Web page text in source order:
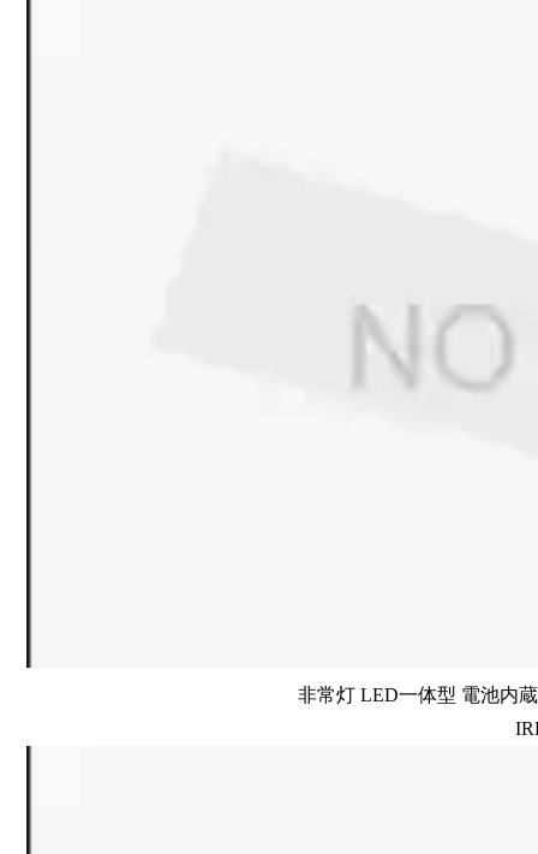
非常灯 LED一体型 電池内